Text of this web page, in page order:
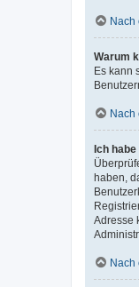
Nach
Warum
Es kann
Nach
Ich
haben,
Adresse
Nach